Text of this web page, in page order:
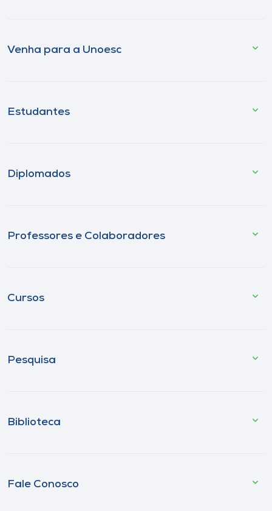
Venha para a Unoesc
Estudantes
Diplomados
Professores e Colaboradores
Cursos
Pesquisa
Biblioteca
Fale Conosco